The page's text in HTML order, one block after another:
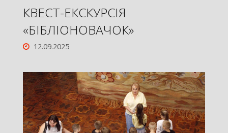
КВЕСТ-ЕКСКУРСІЯ
«БІБЛІОНОВАЧОК»
12.09.2025